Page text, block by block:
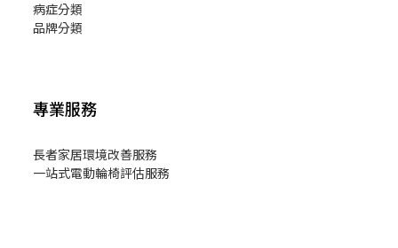
病症分類
品牌分類
專業服務
長者家居環境改善服務
一站式電動輪椅評估服務